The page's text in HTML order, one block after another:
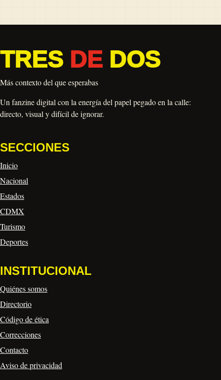
TRES DEDOS
Más contexto del que esperabas
Un fanzine digital con la energía del papel pegado en la calle:
directo, visual y difícil de ignorar.
SECCIONES
Inicio
Nacional
Estados
CDMX
Turismo
Deportes
INSTITUCIONAL
Quiénes somos
Directorio
Código de ética
Correcciones
Contacto
Aviso de privacidad